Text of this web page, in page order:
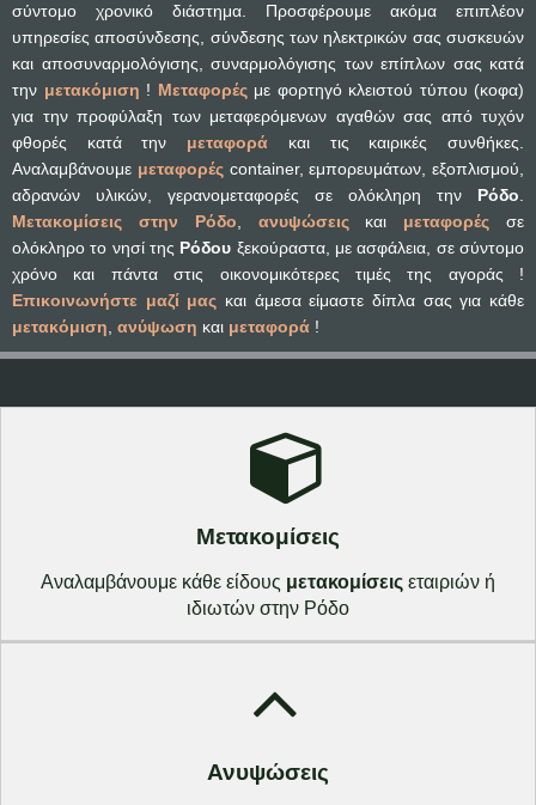
σύντομο χρονικό διάστημα. Προσφέρουμε ακόμα επιπλέον
υπηρεσίες αποσύνδεσης, σύνδεσης των ηλεκτρικών σας συσκευών
και αποσυναρμολόγισης, συναρμολόγισης των επίπλων σας κατά
την μετακόμιση ! Μεταφορέςμε φορτηγό κλειστού τύπου (κοφα)
για την προφύλαξη των μεταφερόμενων αγαθών σας από τυχόν
φθορές κατά την μεταφορά και τις καιρικές συνθήκες.
Αναλαμβάνουμε μεταφορέςcontainer, εμπορευμάτων, εξοπλισμού,
αδρανών υλικών, γερανομεταφορές σε ολόκληρη την Ρόδο.
Μετακομίσεις στην Ρόδο, ανυψώσειςκαι μεταφορές σε
ολόκληρο το νησί της Ρόδου ξεκούραστα, με ασφάλεια, σε σύντομο
χρόνο και πάντα στις οικονομικότερες τιμές της αγοράς !
Επικοινωνήστε μαζί μας και άμεσα είμαστε δίπλα σας για κάθε
μετακόμιση, ανύψωση και μεταφορά !
Μετακομίσεις
Αναλαμβάνουμε κάθε είδους μετακομίσεις εταιριών ή
ιδιωτών στην Ρόδο
Ανυψώσεις